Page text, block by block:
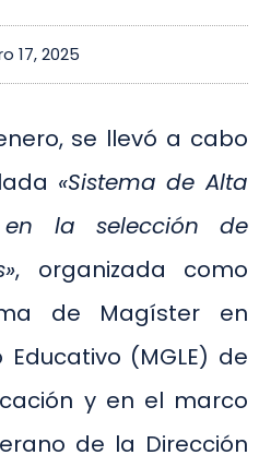
17, 2025
se llevó a cabo
«Sistema de Alta
en la selección de
, organizada como
de Magíster en
(MGLE) de
y en el marco
de la Dirección